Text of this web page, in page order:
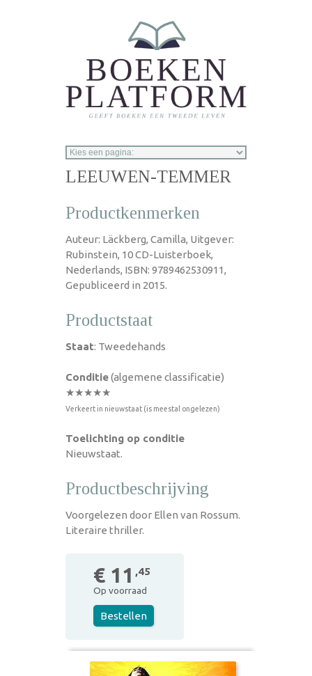
LEEUWEN-TEMMER
Productkenmerken
Auteur: Läckberg, Camilla, Uitgever:
Rubinstein, 10 CD-Luisterboek,
Nederlands, ISBN: 9789462530911,
Gepubliceerd in 2015.
Productstaat
Staat: Tweedehands
Conditie(algemene classificatie)
★★★★★
Verkeert in nieuwstaat (is meestal ongelezen)
Toelichting op conditie
Nieuwstaat.
Productbeschrijving
Voorgelezen door Ellen van Rossum.
Literaire thriller.
€ 11 ,45
Op voorraad
Bestellen